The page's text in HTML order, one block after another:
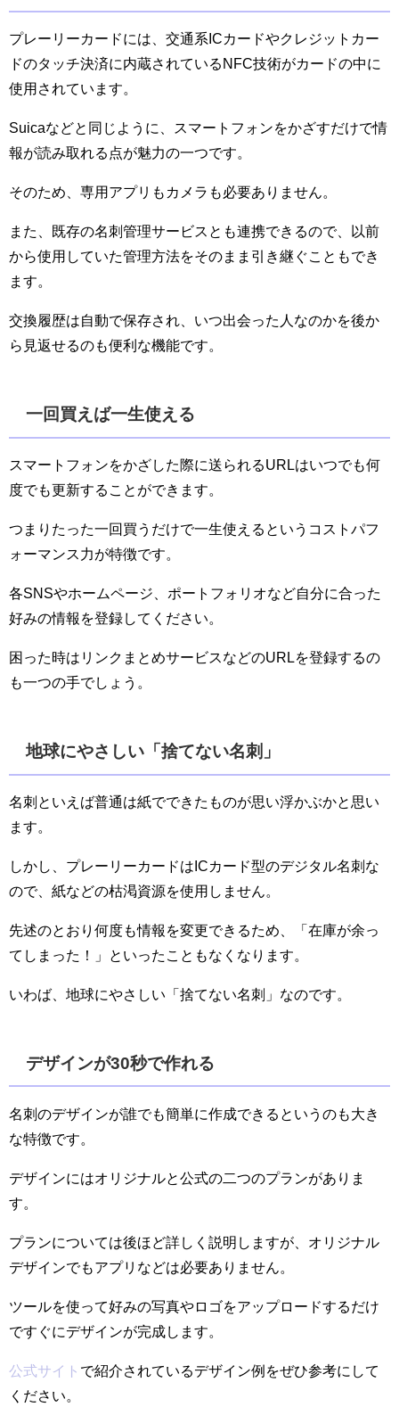
プレーリーカードには、交通系ICカードやクレジットカー
ドのタッチ決済に内蔵されているNFC技術がカードの中に
使用されています。
Suicaなどと同じように、スマートフォンをかざすだけで情
報が読み取れる点が魅力の一つです。
そのため、専用アプリもカメラも必要ありません。
また、既存の名刺管理サービスとも連携できるので、以前
から使用していた管理方法をそのまま引き継ぐこともでき
ます。
交換履歴は自動で保存され、いつ出会った人なのかを後か
ら見返せるのも便利な機能です。
一回買えば一生使える
スマートフォンをかざした際に送られるURLはいつでも何
度でも更新することができます。
つまりたった一回買うだけで一生使えるというコストパフ
ォーマンス力が特徴です。
各SNSやホームページ、ポートフォリオなど自分に合った
好みの情報を登録してください。
困った時はリンクまとめサービスなどのURLを登録するの
も一つの手でしょう。
地球にやさしい「捨てない名刺」
名刺といえば普通は紙でできたものが思い浮かぶかと思い
ます。
しかし、プレーリーカードはICカード型のデジタル名刺な
ので、紙などの枯渇資源を使用しません。
先述のとおり何度も情報を変更できるため、「在庫が余っ
てしまった！」といったこともなくなります。
いわば、地球にやさしい「捨てない名刺」なのです。
デザインが30秒で作れる
名刺のデザインが誰でも簡単に作成できるというのも大き
な特徴です。
デザインにはオリジナルと公式の二つのプランがありま
す。
プランについては後ほど詳しく説明しますが、オリジナル
デザインでもアプリなどは必要ありません。
ツールを使って好みの写真やロゴをアップロードするだけ
ですぐにデザインが完成します。
公式サイト で紹介されているデザイン例をぜひ参考にして
ください。